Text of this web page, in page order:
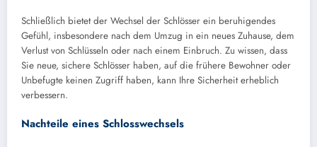
Schließlich bietet der Wechsel der Schlösser ein beruhigendes
Gefühl, insbesondere nach dem Umzug in ein neues Zuhause, dem
Verlust von Schlüsseln oder nach einem Einbruch. Zu wissen, dass
Sie neue, sichere Schlösser haben, auf die frühere Bewohner oder
Unbefugte keinen Zugriff haben, kann Ihre Sicherheit erheblich
verbessern.
Nachteile eines Schlosswechsels